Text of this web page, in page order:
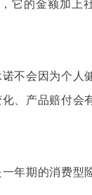
它的金额加上
不会因为个人
、产品赔付会
年期的消费型